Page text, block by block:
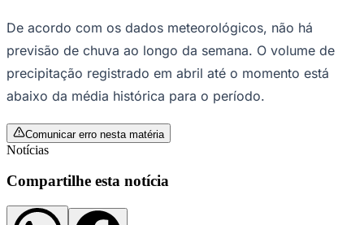
De acordo com os dados meteorológicos, não há
previsão de chuva ao longo da semana. O volume de
precipitação registrado em abril até o momento está
abaixo da média histórica para o período.
Comunicar erro nesta matéria
Notícias
Compartilhe esta notícia